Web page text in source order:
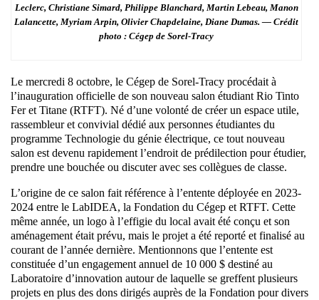
Leclerc, Christiane Simard, Philippe Blanchard, Martin Lebeau, Manon
Lalancette, Myriam Arpin, Olivier Chapdelaine, Diane Dumas. — Crédit
photo : Cégep de Sorel-Tracy
Le mercredi 8 octobre, le Cégep de Sorel-Tracy procédait à
l’inauguration officielle de son nouveau salon étudiant Rio Tinto
Fer et Titane (RTFT). Né d’une volonté de créer un espace utile,
rassembleur et convivial dédié aux personnes étudiantes du
programme Technologie du génie électrique, ce tout nouveau
salon est devenu rapidement l’endroit de prédilection pour étudier,
prendre une bouchée ou discuter avec ses collègues de classe.
L’origine de ce salon fait référence à l’entente déployée en 2023-
2024 entre le LabIDEA, la Fondation du Cégep et RTFT. Cette
même année, un logo à l’effigie du local avait été conçu et son
aménagement était prévu, mais le projet a été reporté et finalisé au
courant de l’année dernière. Mentionnons que l’entente est
constituée d’un engagement annuel de 10 000 $ destiné au
Laboratoire d’innovation autour de laquelle se greffent plusieurs
projets en plus des dons dirigés auprès de la Fondation pour divers